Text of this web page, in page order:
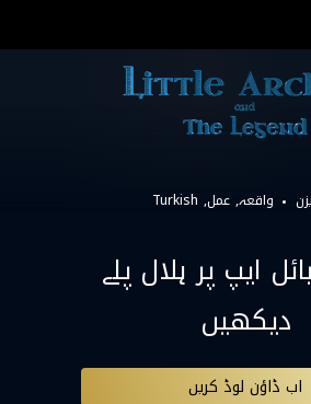
واقعہ عمل Turkish
ایپ پر ہلال پلے
دیکھیں
اب ڈاؤن لوڈ کریں